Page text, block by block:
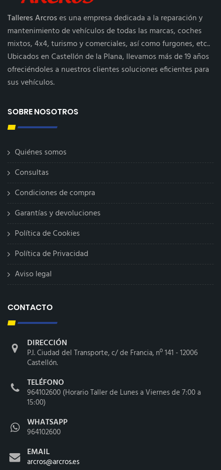
Talleres Arcroses una empresa dedicada a la reparación y
mantenimiento de vehículos de todas las marcas, coches
mixtos, 4x4, turismo y comerciales, así como furgones, etc..
Ubicados en Castellón de la Plana, llevamos más de 19 años
ofreciéndoles a nuestros clientes soluciones eficientes para
sus vehículos.
SOBRE NOSOTROS
Quiénes somos
Consultas
Condiciones de compra
Garantías y devoluciones
Política de Cookies
Política de Privacidad
Aviso legal
CONTACTO
DIRECCIÓN
P.I. Ciudad del Transporte, c/ de Francia, nº 141 - 12006
Castellón.
TELÉFONO
964102600 (Horario Taller de Lunes a Viernes de 7:00 a
15:00)
WHATSAPP
964102600
EMAIL
arcros@arcros.es